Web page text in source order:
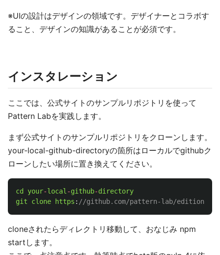
※UIの設計はデザインの領域です。デザイナーとコラボす
ること、デザインの知識があることが必須です。
インスタレーション
ここでは、公式サイトのサンプルリポジトリを使って
Pattern Labを実践します。
まず公式サイトのサンプルリポジトリをクローンします。
your-local-github-directoryの箇所はローカルでgithubク
ローンしたい場所に置き換えてください。
cd your-local -github-directory
git
clone https : //github.com/pattern-lab/edition-
cloneされたらディレクトリ移動して、おなじみ npm
startします。